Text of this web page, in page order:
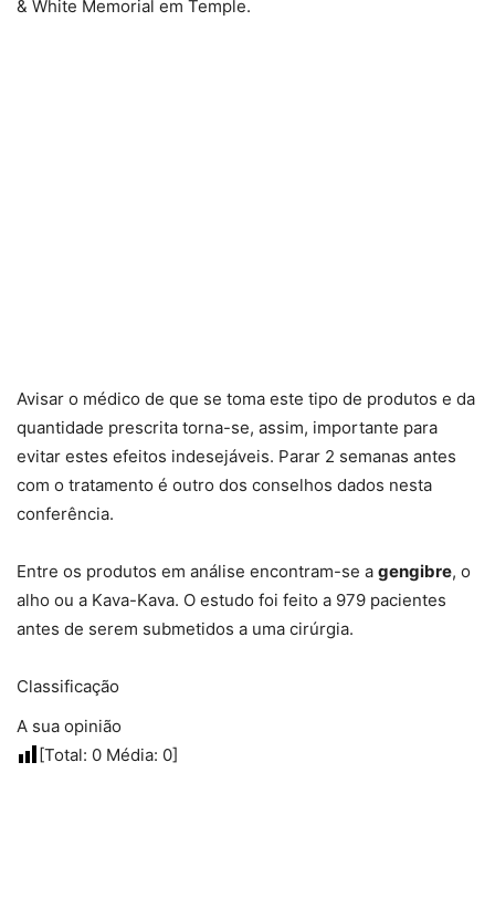
& White Memorial em Temple.
Avisar o médico de que se toma este tipo de produtos e da
quantidade prescrita torna-se, assim, importante para
evitar estes efeitos indesejáveis. Parar 2 semanas antes
com o tratamento é outro dos conselhos dados nesta
conferência.
Entre os produtos em análise encontram-se a gengibre, o
alho ou a Kava-Kava. O estudo foi feito a 979 pacientes
antes de serem submetidos a uma cirúrgia.
Classificação
A sua opinião
[Total: 0 Média: 0]